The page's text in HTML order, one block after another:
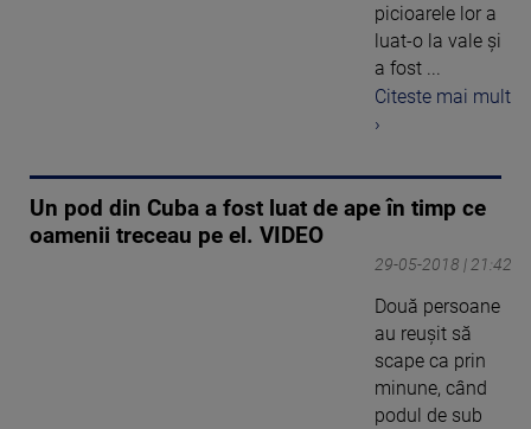
picioarele lor a
luat-o la vale şi
a fost ...
Citeste mai mult
›
Un pod din Cuba a fost luat de ape în timp ce
oamenii treceau pe el. VIDEO
29-05-2018 | 21:42
Două persoane
au reuşit să
scape ca prin
minune, când
podul de sub